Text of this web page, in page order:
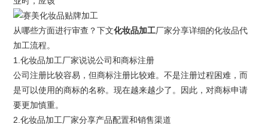
从哪些方面进行审查？下文化妆品加工厂家分享详细的化妆品代
加工流程。
1.化妆品加工厂家说说公司和商标注册
公司注册比较容易，但商标注册比较难。不是注册过程困难，而
是可以使用的商标的名称。现在越来越少了。因此，对商标申请
要更加慎重。
2.化妆品加工厂家分享产品配置和销售渠道